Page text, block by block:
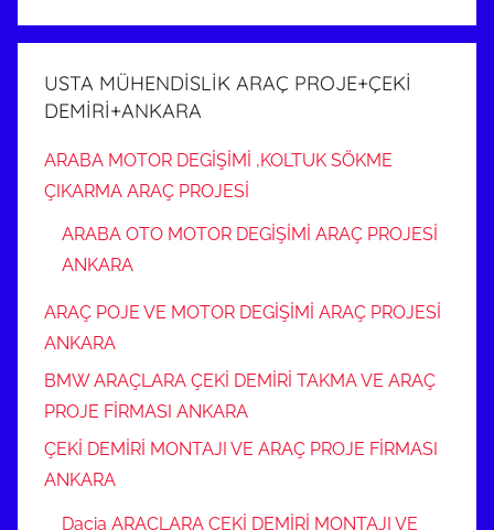
USTA MÜHENDİSLİK ARAÇ PROJE+ÇEKİ
DEMİRİ+ANKARA
ARABA MOTOR DEGİŞİMİ ,KOLTUK SÖKME
ÇIKARMA ARAÇ PROJESİ
ARABA OTO MOTOR DEGİŞİMİ ARAÇ PROJESİ
ANKARA
ARAÇ POJE VE MOTOR DEGİŞİMİ ARAÇ PROJESİ
ANKARA
BMW ARAÇLARA ÇEKİ DEMİRİ TAKMA VE ARAÇ
PROJE FİRMASI ANKARA
ÇEKİ DEMİRİ MONTAJI VE ARAÇ PROJE FİRMASI
ANKARA
Dacia ARAÇLARA ÇEKİ DEMİRİ MONTAJI VE